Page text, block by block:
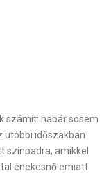
számít: habár sosem
utóbbi időszakban
színpadra, amikkel
énekesnő emiatt